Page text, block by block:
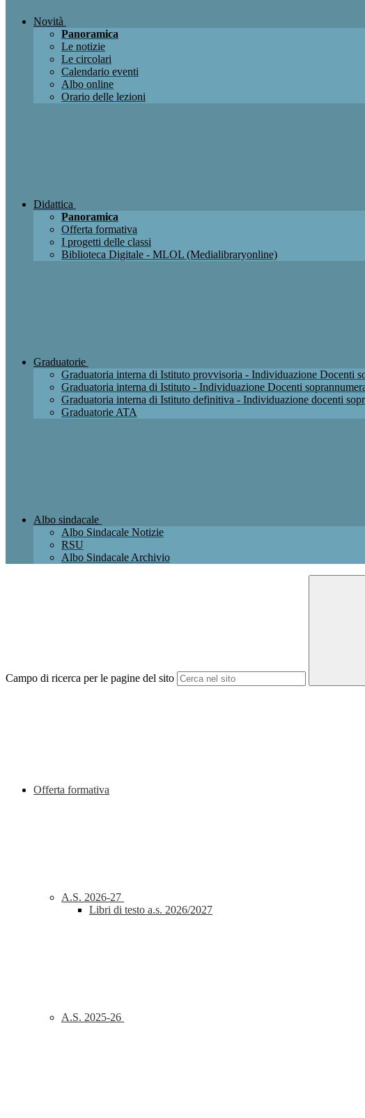
Novità
Panoramica
Le notizie
Le circolari
Calendario eventi
Albo online
Orario delle lezioni
Didattica
Panoramica
Offerta formativa
I progetti delle classi
Biblioteca Digitale - MLOL (Medialibraryonline)
Graduatorie
Graduatoria interna di Istituto provvisoria - Individuazione Docenti
Graduatoria interna di Istituto - Individuazione Docenti
Graduatoria interna di Istituto definitiva - Individuazione docenti
Graduatorie ATA
Albo sindacale
Albo Sindacale Notizie
RSU
Albo Sindacale Archivio
Campo di ricerca per le pagine del sito
Offerta formativa
A.S. 2026-27
Libri di testo a.s. 2026/2027
A.S. 2025-26